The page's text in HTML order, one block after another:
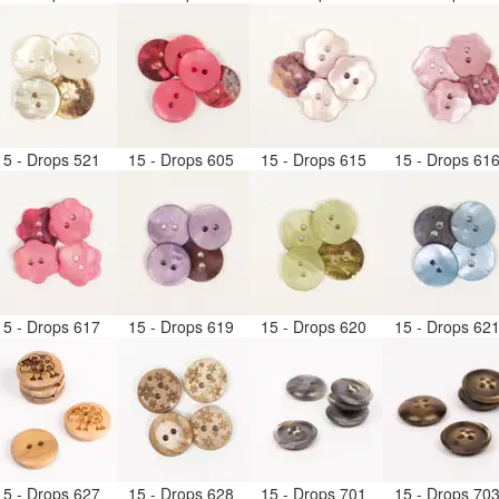
- Drops 521 15 - Drops 605 15 - Drops 615 15 - Drops
- Drops 617 15 - Drops 619 15 - Drops 620 15 - Drops
- Drops 627 15 - Drops 628 15 - Drops 701 15 - Drops